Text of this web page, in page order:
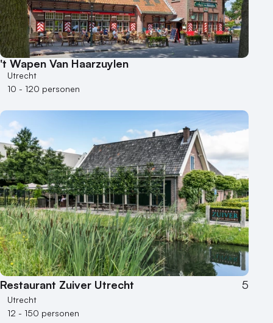
't Wapen Van Haarzuylen
Utrecht
10 - 120 personen
Restaurant Zuiver Utrecht 5
Utrecht
12 - 150 personen